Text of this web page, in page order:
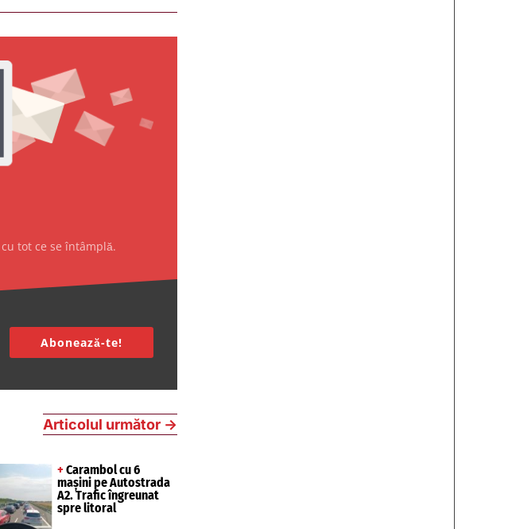
tot ce se întâmplă.
Abonează-te!
Articolul următor →
+ Carambol cu 6
mașini pe Autostrada
A2. Trafic îngreunat
spre litoral